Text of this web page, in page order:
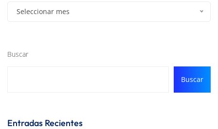
Seleccionar mes
Buscar
Buscar
Entradas Recientes